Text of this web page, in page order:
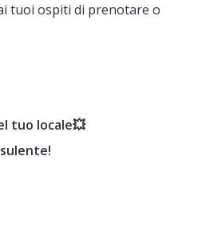
tuoi ospiti di prenotare o
tuo locale💥